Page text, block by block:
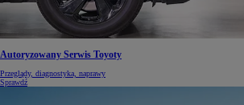
Autoryzowany Serwis Toyoty
Przeglądy, diagnostyka, naprawy
Sprawdź